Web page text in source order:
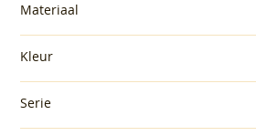
Materiaal
Kleur
Serie